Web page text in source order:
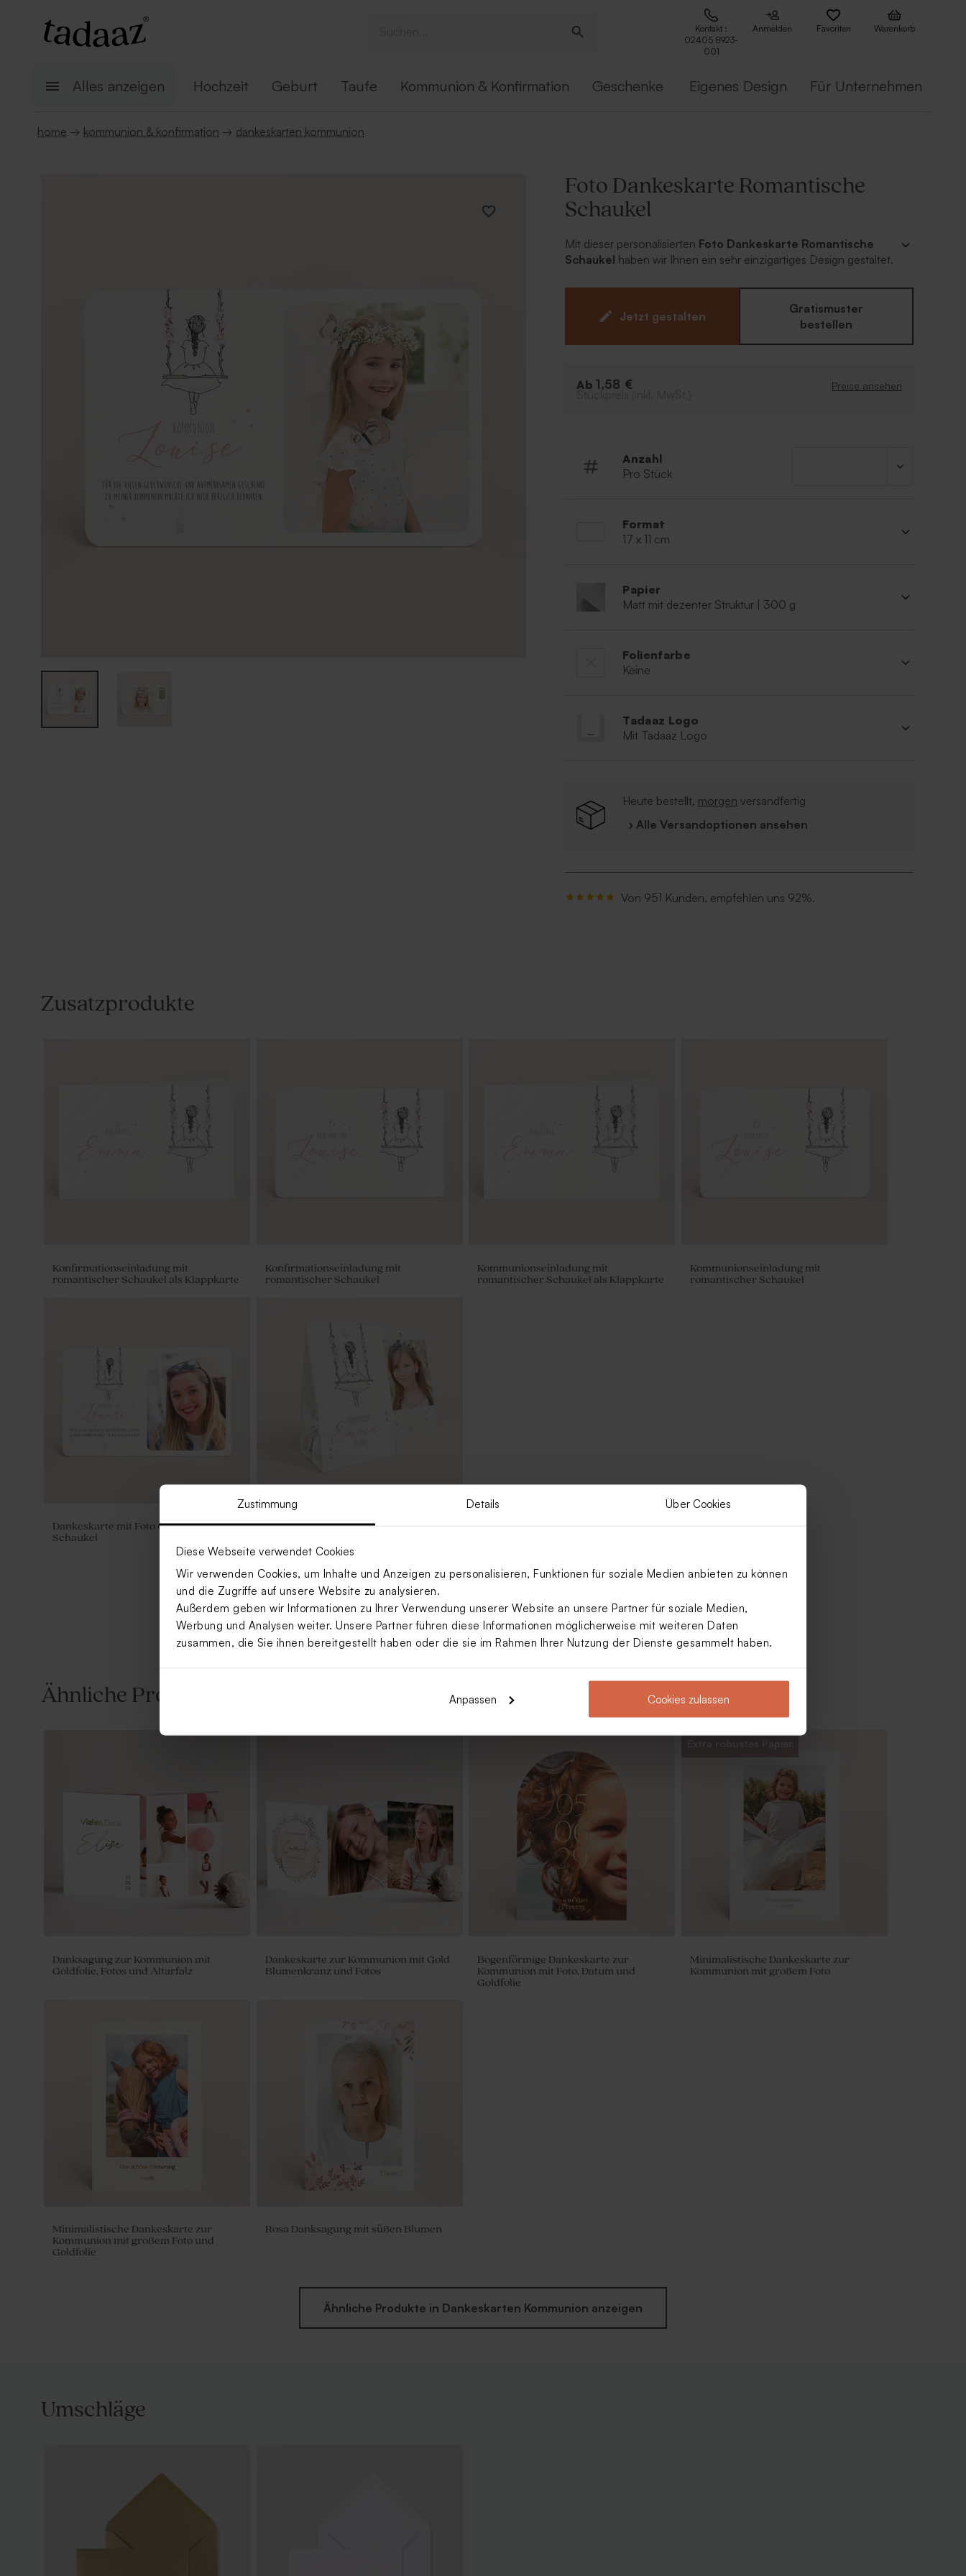
Zustimmung Details Über Cookies
Diese Webseite verwendet Cookies
Wir verwenden Cookies, um Inhalte und Anzeigen zu personalisieren, Funktionen für soziale Medien anbieten zu können
und die Zugriffe auf unsere Website zu analysieren.
Außerdem geben wir Informationen zu Ihrer Verwendung unserer Website an unsere Partner für soziale Medien,
Werbung und Analysen weiter. Unsere Partner führen diese Informationen möglicherweise mit weiteren Daten
zusammen, die Sie ihnen bereitgestellt haben oder die sie im Rahmen Ihrer Nutzung der Dienste gesammelt haben.
Anpassen Cookies zulassen
Kontakt :
02405 8923-
001
Anmelden Favoriten Warenkorb
Alles anzeigen Hochzeit Geburt Taufe Kommunion & Konfirmation Geschenke Eigenes Design Für Unternehmen
home → kommunion & konfirmation → dankeskarten kommunion
Foto Dankeskarte Romantische
Schaukel
Mit dieser personalisierten Foto Dankeskarte Romantische
Schaukel haben wir Ihnen ein sehr einzigartiges Design gestaltet.
wunderschöne Kommunion voll Spaß und Freude bedanken
möchten. Auf der Rückseite dieser Dankeskarte zur Kommunion
haben Sie ausreichend Platz für eine persönliche Danksagung.
Jetzt gestalten
Gratismuster
bestellen
Ab 1,58 € Preise ansehen
Anzahl
Pro Stück
Format
17 x 11 cm
Papier
Matt mit dezenter Struktur | 300 g
Folienfarbe
Keine
Tadaaz Logo
Mit Tadaaz Logo
Heute bestellt, morgen versandfertig
› Alle Versandoptionen ansehen
Von 951 Kunden, empfehlen uns 92%.
Zusatzprodukte
Konfirmationseinladung mit
romantischer Schaukel als Klappkarte
Konfirmationseinladung mit
romantischer Schaukel
Kommunionseinladung mit
romantischer Schaukel als Klappkarte
Kommunionseinladung mit
romantischer Schaukel
Dankeskarte mit Foto & Mädchen auf
Schaukel
Blumenschaukel Mädchen Tütchen
Spiegelbutton mit romantischer
Badge zur Kommunion mit
romantischer Schaukel
Kommunion Magnet mit romantischer
Schaukel
Romantische Aufkleber für
Bügelverschlussflasche
Romantische Aufkleber für
Seifenblasen
Serviette 'Mädchen auf Schaukel' | 9er
Ähnliche Produkte
Danksagung zur Kommunion mit
Goldfolie, Fotos und Altarfalz
Dankeskarte zur Kommunion mit Gold
Blumenkranz und Fotos
Bogenförmige Dankeskarte zur
Kommunion mit Foto, Datum und
Goldfolie
Minimalistische Dankeskarte zur
Kommunion mit großem Foto
Minimalistische Dankeskarte zur
Kommunion mit großem Foto und
Goldfolie
Rosa Danksagung mit süßen Blumen
Ähnliche Produkte in Dankeskarten Kommunion anzeigen
Umschläge